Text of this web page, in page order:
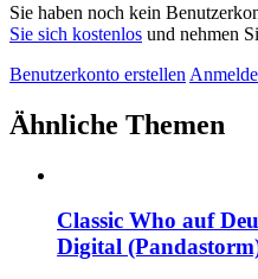
Sie haben noch kein
Sie sich kostenlos und nehmen
Benutzerkonto erstellen
Ähnliche Themen
Classic Who auf
Digital